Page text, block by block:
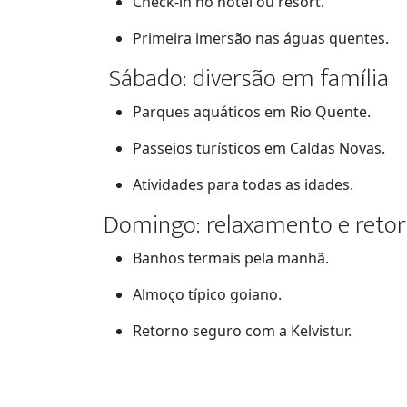
Primeira imersão nas águas quentes.
Sábado: diversão em família
Parques aquáticos em Rio Quente.
Passeios turísticos em Caldas Novas.
Atividades para todas as idades.
Domingo: relaxamento e
Banhos termais pela manhã.
Almoço típico goiano.
Retorno seguro com a Kelvistur.